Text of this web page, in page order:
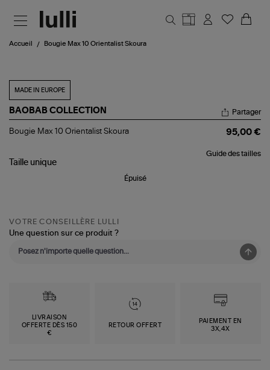
Accueil Bougie Max 10 Orientalist Skoura
MADE IN EUROPE
BAOBAB COLLECTION
Bougie
Orientalist
Skoura
Partager
Bougie Max 10 Orientalist Skoura 95,00 €
Guide des tailles
Taille unique
Épuisé
VOTRE CONSEILLÈRE LULLI
Une question sur ce produit ?
LIVRAISON
OFFERTE DÈS 150
€
RETOUR OFFERT
PAIEMENT EN
3X,4X